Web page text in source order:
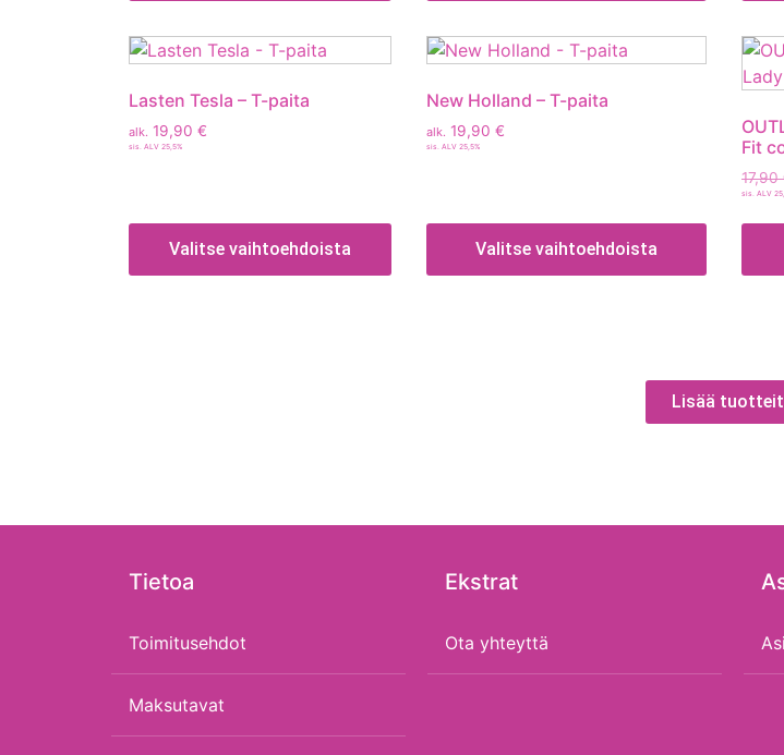
Lasten Tesla – T-paita
alk. 19,90 €
sis. ALV 25,5%
Valitse vaihtoehdoista
New Holland – T-paita
alk. 19,90 €
sis. ALV 25,5%
Valitse vaihtoehdoista
Fit
17,90
sis. ALV
Lisää
Tietoa
Toimitusehdot
Maksutavat
Ekstrat
Ota yhteyttä